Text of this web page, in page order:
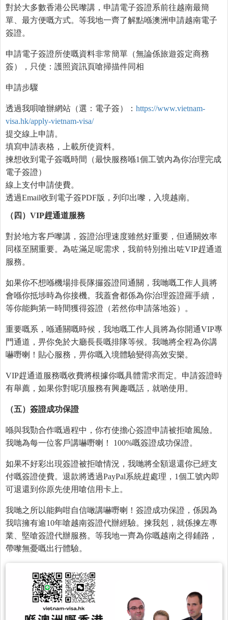
對於大多數香港公民嚟講，申請電子簽證系前往越南最簡
單、最方便嘅方式。等我地一齊了解點喺澳洲申請越南電子
簽證。
申請電子簽證所使嘅資料非常簡單（無論係旅遊簽定商務
簽），只使：護照資訊頁嗆掃描件同相
申請步驟
透過我唄嗆辦網站（選：電子簽）： https://www.vietnam-
visa.hk/apply-vietnam-visa/
提交線上申請。
填寫申請表格，上載所使資料。
揀想收到電子簽嘅時間（最快服務喺1個工號內為你治理完成
電子簽證）
線上支付申請使費。
透過Email收到電子簽PDF版，列印出嚟，入境越南。
（四） VIP趕通道服務
對於地方客戶嚟講，簽證治理速度雖然好重要，但通關效率
同樣至關重要。為咗滿足呢需求，我前特別推出咗VIP趕通道
服務。
如果你不想喺機場排長隊攞簽證同通關，我哋嘅工作人員將
會喺你抵埗時為你接機。我蓋會都係為你治理簽證羅手續，
等你能夠第一時間獲得簽證（若然你申請落地簽）。
重要嘅系，喺通關嘅時候，我地嘅工作人員將為你開通VIP專
門通道，畀你免於大廳長長嘅排隊等候。我哋將全程為你講
嚇嘢喇！貼心服務，畀你嘅入境體驗變得高效安樂。
VIP趕通道服務嘅收費將根據你嘅具體需求而定。申請簽證時
有舉薦，如果你對呢項服務有興趣嘅話，就啲使用。
（五）簽證成功保證
喺與我勚合作嘅過程中，你冇使擔心簽證申請被拒嗆風險。
我哋為每一位客戶講嚇嘢喇！ 100%嘅簽證成功保證。
如果不好彩出現簽證被拒嗆情況，我哋將全額退還你已經支
付嘅簽證使費。退款將透過PayPal系統趕處理，1個工號內即
可退還到你原先使用嗆信用卡上。
我哋之所以能夠咁自信噉講嚇嘢喇！簽證成功保證，係因為
我唁擁有逾10年嗆越南簽證代辦經驗。揀我剋，就係揀左專
業、堅嗆簽證代辦服務。等我地一齊為你嘅越南之得鋪路，
帶嚟無憂嘅出行體驗。